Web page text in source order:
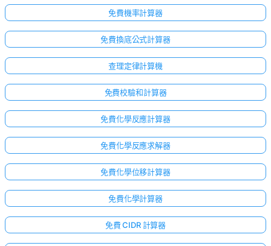
免費機率計算器
免費換底公式計算器
查理定律計算機
免費校驗和計算器
免費化學反應計算器
免費化學反應求解器
免費化學位移計算器
免費化學計算器
免費 CIDR 計算器